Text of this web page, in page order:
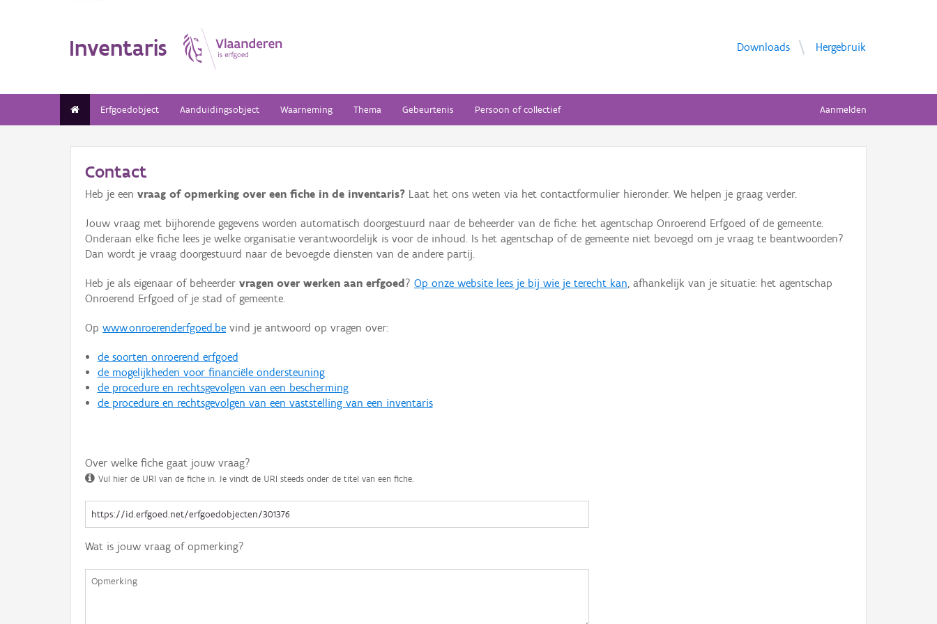
Inventaris Downloads Hergebruik
Erfgoedobject Aanduidingsobject Waarneming Thema Gebeurtenis Persoon of collectief Aanmelden
Contact
Heb je een vraag of opmerking over een fiche in de inventaris? Laat het ons weten via het contactformulier hieronder. We helpen je graag verder.
Jouw vraag met bijhorende gegevens worden automatisch doorgestuurd naar de beheerder van de fiche: het agentschap Onroerend Erfgoed of de gemeente.
Onderaan elke fiche lees je welke organisatie verantwoordelijk is voor de inhoud. Is het agentschap of de gemeente niet bevoegd om je vraag te beantwoorden?
Dan wordt je vraag doorgestuurd naar de bevoegde diensten van de andere partij.
Heb je als eigenaar of beheerder vragen over werken aan erfgoed ? Op onze website lees je bij wie je terecht kan, afhankelijk van je situatie: het agentschap
Onroerend Erfgoed of je stad of gemeente.
Op www.onroerenderfgoed.be vind je antwoord op vragen over:
de soorten onroerend erfgoed
de mogelijkheden voor financiële ondersteuning
de procedure en rechtsgevolgen van een bescherming
de procedure en rechtsgevolgen van een vaststelling van een inventaris
Over welke fiche gaat jouw vraag?
Vul hier de URI van de fiche in. Je vindt de URI steeds onder de titel van een fiche.
Wat is jouw vraag of opmerking?